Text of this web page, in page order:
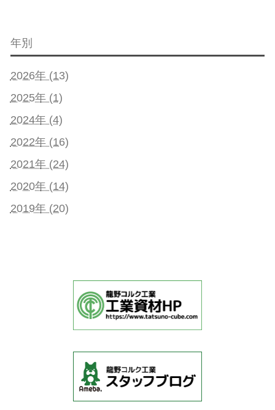
年別
2026年 (13)
2025年 (1)
2024年 (4)
2022年 (16)
2021年 (24)
2020年 (14)
2019年 (20)